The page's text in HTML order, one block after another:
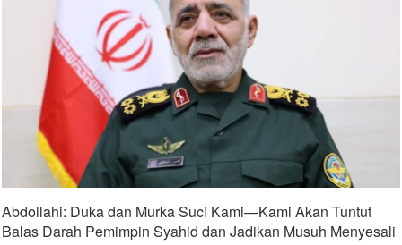
Abdollahi: Duka dan Murka Suci Kami—Kami Akan Tuntut
Balas Darah Pemimpin Syahid dan Jadikan Musuh Menyesali